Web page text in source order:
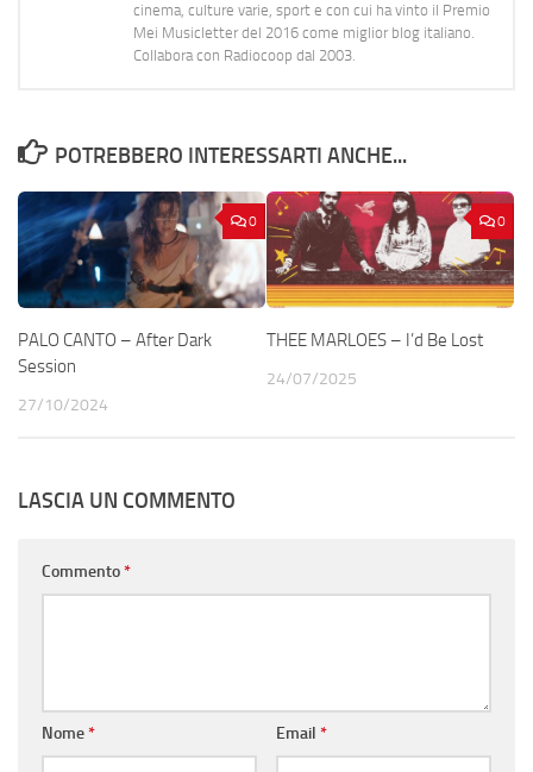
cinema, culture varie, sport e con cui ha vinto il Premio
Mei Musicletter del 2016 come miglior blog italiano.
Collabora con Radiocoop dal 2003.
POTREBBERO INTERESSARTI ANCHE...
0
PALO CANTO – After Dark
Session
27/10/2024
0
THEE MARLOES – I’d Be Lost
24/07/2025
LASCIA UN COMMENTO
Commento*
Nome* Email *